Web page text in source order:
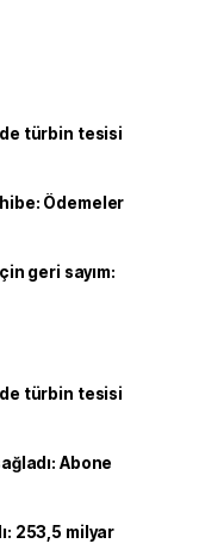
türbin tesisi
Ödemeler
geri sayım:
türbin tesisi
Abone
253,5 milyar